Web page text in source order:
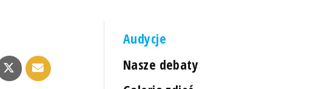
Audycje
Nasze debaty